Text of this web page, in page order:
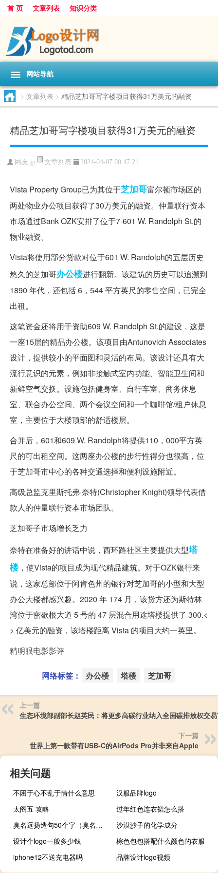
首 页 文章列表 知识分类
网站导航
> 文章列表 > 精品芝加哥写字楼项目获得31万美元的融资
精品芝加哥写字楼项目获得31万美元的融资
网友:jp 文章列表 2024-04-07 00:47:21
Vista Property Group已为其位于芝加哥富尔顿市场区的
两处物业办公项目获得了30万美元的融资。仲量联行资本
市场通过Bank OZK安排了位于7-601 W. Randolph St.的
物业融资。
Vista将使用部分贷款对位于601 W. Randolph的五层历史
悠久的芝加哥办公楼进行翻新。该建筑的历史可以追溯到
1890 年代，还包括 6，544 平方英尺的零售空间，已完全
出租。
这笔资金还将用于资助609 W. Randolph St.的建设，这是
一座15层的精品办公楼。该项目由Antunovich Associates
设计，提供较小的平面图和灵活的布局。该设计还具有大
流行意识的元素，例如非接触式室内功能、智能卫生间和
新鲜空气交换。设施包括健身室、自行车室、商务休息
室、联合办公空间、两个会议空间和一个咖啡馆/租户休息
室，主要位于大楼顶部的舒适楼层。
合并后，601和609 W. Randolph将提供110，000平方英
尺的可出租空间。这两座办公楼的步行性得分也很高，位
于芝加哥市中心的各种交通选择和便利设施附近。
高级总监克里斯托弗·奈特(Christopher Knight)领导代表借
款人的仲量联行资本市场团队。
芝加哥子市场增长乏力
奈特在准备好的讲话中说，西环路社区主要提供大型塔
楼，使Vista的项目成为现代精品建筑。对于OZK银行来
说，这家总部位于阿肯色州的银行对芝加哥的小型和大型
办公大楼都感兴趣。2020 年 174 月，该贷方还为斯特林
湾位于密歇根大道 5 号的 47 层混合用途塔楼提供了 300.<
> 亿美元的融资，该塔楼距离 Vista 的项目大约一英里。
精明眼电影影评
网络标签： 办公楼 塔楼 芝加哥
上一篇
生态环境部副部长赵英民：将更多高碳行业纳入全国碳排放权交
下一篇
世界上第一款带有USB-C的AirPods Pro并非来自Apple
相关问题
不困于心不乱于情什么意思
汉服品牌logo
太阁五 攻略
过年红色连衣裙怎么搭
臭名远扬造句50个字（臭名远扬造句）
沙漠沙子的化学成分
设计个logo一般多少钱
棕色包包搭配什么颜色的衣服
iphone12不送充电器吗
品牌设计logo视频